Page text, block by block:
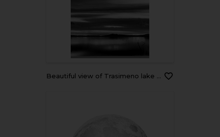
Beautiful view of Trasimeno lake (Umbria, Italy) at dusk, with black and white tones and moon in the sky